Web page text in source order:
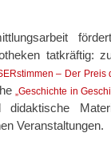
tatkräftig:
– Der
„Geschichte in
didaktische
Veranstaltungen.